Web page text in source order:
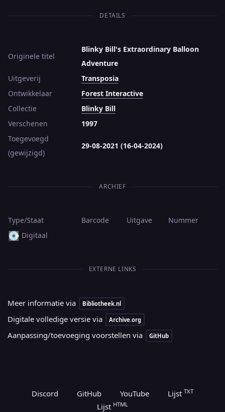
DETAILS
Originele titel
Blinky Bill's Extraordinary Balloon
Adventure
Uitgeverij
Transposia
Ontwikkelaar
Forest Interactive
Collectie
Blinky Bill
Verschenen
1997
Toegevoegd
(gewijzigd)
29-08-2021 (16-04-2024)
ARCHIEF
Type/Staat Barcode Uitgave Nummer
💽 Digitaal
EXTERNE LINKS
Meer informatie via Bibliotheek.nl
Digitale volledige versie via Archive.org
Aanpassing/toevoeging voorstellen via GitHub
Discord GitHub YouTube Lijst TXT
Lijst HTML